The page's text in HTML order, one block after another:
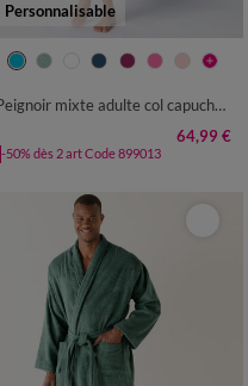
Personnalisable
34/36 38/40 42/44
46/48
Peignoir mixte adulte col capuche personnalisé - éponge bouclette 380 g/m²
64,99 €
-50% dès 2 art Code 899013